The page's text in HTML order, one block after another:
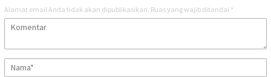
Alamat email Anda tidak akan dipublikasikan. Ruas yang wajib ditandai *